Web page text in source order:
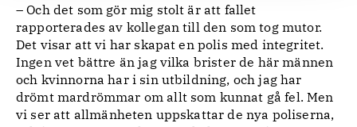
– Och det som gör mig stolt är att fallet
rapporterades av kollegan till den som tog mutor.
Det visar att vi har skapat en polis med integritet.
Ingen vet bättre än jag vilka brister de här männen
och kvinnorna har i sin utbildning, och jag har
drömt mardrömmar om allt som kunnat gå fel. Men
vi ser att allmänheten uppskattar de nya poliserna,